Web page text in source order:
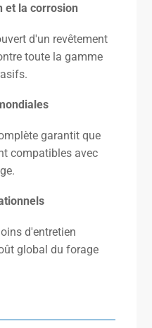
et la corrosion
d'un revêtement
toute la gamme
garantit que
compatibles avec
d'entretien
global du forage